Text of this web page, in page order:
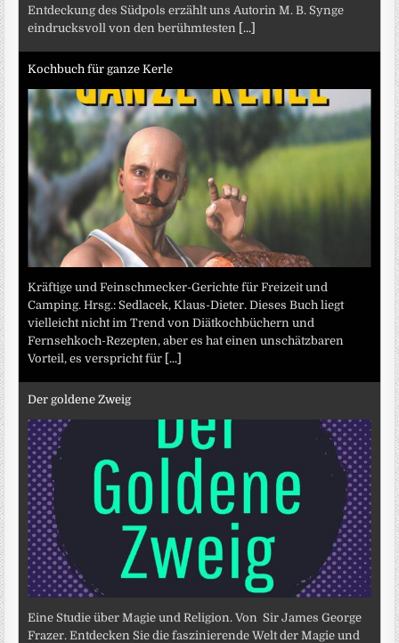
Entdeckung des Südpols erzählt uns Autorin M. B. Synge
eindrucksvoll von den berühmtesten [...]
Kochbuch für ganze Kerle
Kräftige und Feinschmecker-Gerichte für Freizeit und
Camping. Hrsg.: Sedlacek, Klaus-Dieter. Dieses Buch liegt
vielleicht nicht im Trend von Diätkochbüchern und
Fernsehkoch-Rezepten, aber es hat einen unschätzbaren
Vorteil, es verspricht für [...]
Der goldene Zweig
Eine Studie über Magie und Religion. Von Sir James George
Frazer. Entdecken Sie die faszinierende Welt der Magie und